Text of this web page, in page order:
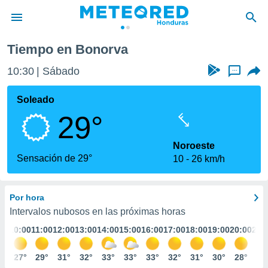
de
ha sido
calidad.
a este
las
y
digital
basada
Tiempo en Bonorva
10:30 Sábado ...
Soleado
29°
Sensación de 29°
Noroeste
10
26 km/h
Por hora
Intervalos nubosos en las próximas horas
10:00
27°
11:00
29°
12:00
31°
13:00
32°
14:00
33°
15:00
33°
16:00
33°
17:00
32°
18:00
31°
19:00
30°
20:00
28°